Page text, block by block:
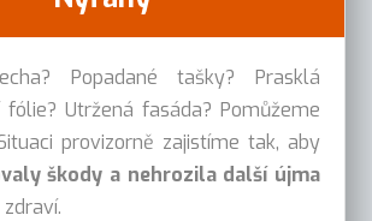
Popadané tašky? Prasklá
fólie? Utržená fasáda? Pomůžeme
provizorně zajistíme tak, aby
škody a nehrozila další újma